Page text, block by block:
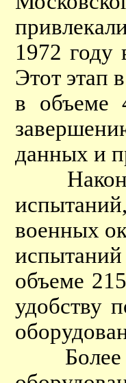
1972 году
Этот этап
в объеме
данных и
военных
объеме
удобству
Более